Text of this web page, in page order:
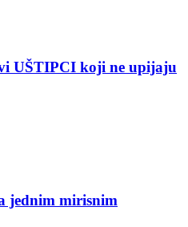
UŠTIPCI koji ne upijaju
jednim mirisnim